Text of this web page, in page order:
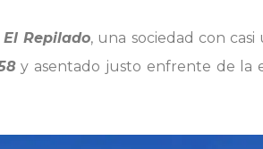
Repilado, una sociedad con casi
y asentado justo enfrente de la